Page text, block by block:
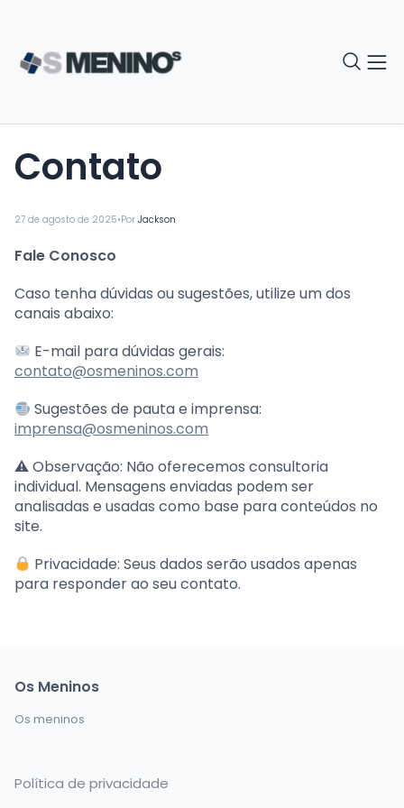
27 de agosto de 2025•Por Jackson
Contato
Fale Conosco
Caso tenha dúvidas ou sugestões, utilize um dos
canais abaixo:
E-mail para dúvidas gerais:
contato@osmeninos.com
Sugestões de pauta e imprensa:
imprensa@osmeninos.com
⚠ Observação: Não oferecemos consultoria
individual. Mensagens enviadas podem ser
analisadas e usadas como base para conteúdos no
site.
Privacidade: Seus dados serão usados apenas
para responder ao seu contato.
Os Meninos
Os meninos
Política de privacidade